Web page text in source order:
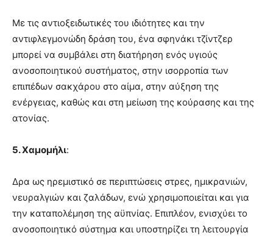
Με τις αντιοξειδωτικές του ιδιότητες και την
αντιφλεγμονώδη δράση του, ένα σφηνάκι τζίντζερ
μπορεί να συμβάλει στη διατήρηση ενός υγιούς
ανοσοποιητικού συστήματος, στην ισορροπία των
επιπέδων σακχάρου στο αίμα, στην αύξηση της
ενέργειας, καθώς και στη μείωση της κούρασης και της
ατονίας.
5. Χαμομήλι:
Δρα ως ηρεμιστικό σε περιπτώσεις στρες, ημικρανιών,
νευραλγιών και ζαλάδων, ενώ χρησιμοποιείται και για
την καταπολέμηση της αϋπνίας. Επιπλέον, ενισχύει το
ανοσοποιητικό σύστημα και υποστηρίζει τη λειτουργία